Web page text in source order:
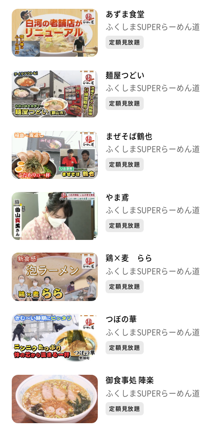
あずま食堂
ふくしまSUPERらーめん道
定額見放題
麺屋つどい
ふくしまSUPERらーめん道
定額見放題
まぜそば鶴也
ふくしまSUPERらーめん道
定額見放題
やま鳶
ふくしまSUPERらーめん道
定額見放題
鶏×麦 らら
ふくしまSUPERらーめん道
定額見放題
つぼの華
ふくしまSUPERらーめん道
定額見放題
御食事処 陣楽
ふくしまSUPERらーめん道
定額見放題